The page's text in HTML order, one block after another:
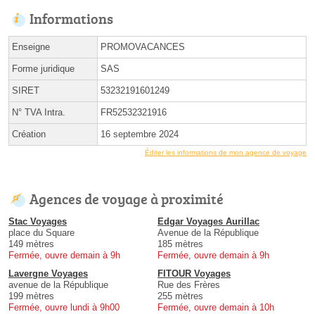
Informations
Enseigne PROMOVACANCES
Forme juridique SAS
SIRET 53232191601249
N° TVA Intra. FR52532321916
Création 16 septembre 2024
Éditer les informations de mon agence de voyage
Agences de voyage à proximité
Stac Voyages
place du Square
149 mètres
Fermée, ouvre demain à 9h
Edgar Voyages Aurillac
Avenue de la République
185 mètres
Fermée, ouvre demain à 9h
Lavergne Voyages
avenue de la République
199 mètres
Fermée, ouvre lundi à 9h00
FITOUR Voyages
Rue des Frères
255 mètres
Fermée, ouvre demain à 10h